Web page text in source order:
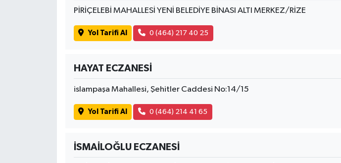
PİRİÇELEBİ MAHALLESİ YENİ BELEDİYE BİNASI ALTI MERKEZ/RİZE
Yol Tarifi Al 0 (464) 217 40 25
HAYAT ECZANESİ
islampaşa Mahallesi, Şehitler Caddesi No:14/15
Yol Tarifi Al 0 (464) 214 41 65
İSMAİLOĞLU ECZANESİ